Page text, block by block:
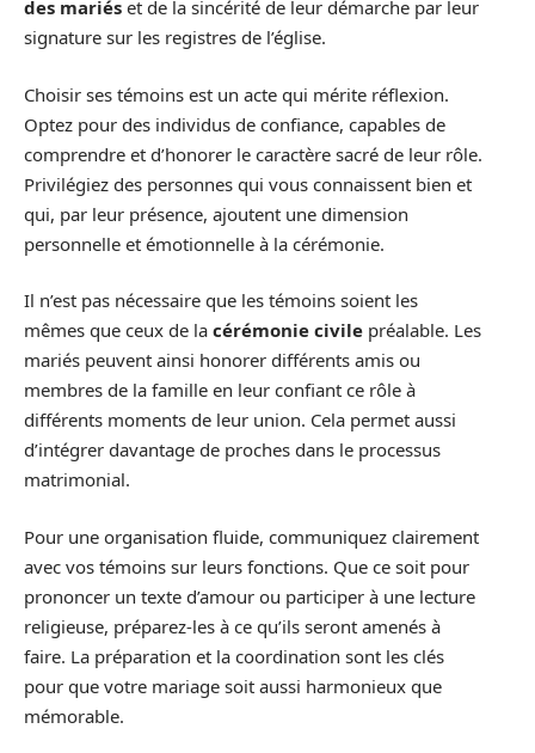
des mariés et de la sincérité de leur démarche par leur
signature sur les registres de l’église.
Choisir ses témoins est un acte qui mérite réflexion.
Optez pour des individus de confiance, capables de
comprendre et d’honorer le caractère sacré de leur rôle.
Privilégiez des personnes qui vous connaissent bien et
qui, par leur présence, ajoutent une dimension
personnelle et émotionnelle à la cérémonie.
Il n’est pas nécessaire que les témoins soient les
mêmes que ceux de la cérémonie civile préalable. Les
mariés peuvent ainsi honorer différents amis ou
membres de la famille en leur confiant ce rôle à
différents moments de leur union. Cela permet aussi
d’intégrer davantage de proches dans le processus
matrimonial.
Pour une organisation fluide, communiquez clairement
avec vos témoins sur leurs fonctions. Que ce soit pour
prononcer un texte d’amour ou participer à une lecture
religieuse, préparez-les à ce qu’ils seront amenés à
faire. La préparation et la coordination sont les clés
pour que votre mariage soit aussi harmonieux que
mémorable.